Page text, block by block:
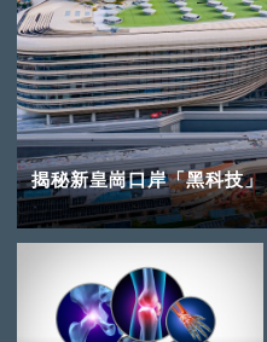
揭秘新皇崗口岸「黑科技